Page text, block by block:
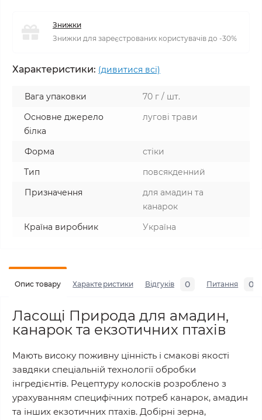
Знижки
Знижки для зареєстрованих користувачів до -30%
Характеристики: (дивитися всі)
Вага упаковки
70 г / шт.
Основне джерело
білка
лугові трави
Форма
стіки
Тип
повсякденний
Призначення
для амадин та
канарок
Країна виробник
Україна
Опис товару Характеристики Відгуків 0 Питання 0
Ласощі Природа для амадин,
канарок та екзотичних птахів
Мають високу поживну цінність і смакові якості
завдяки спеціальній технології обробки
інгредієнтів. Рецептуру колосків розроблено з
урахуванням специфічних потреб канарок, амадин
та інших екзотичних птахів. Добірні зерна,